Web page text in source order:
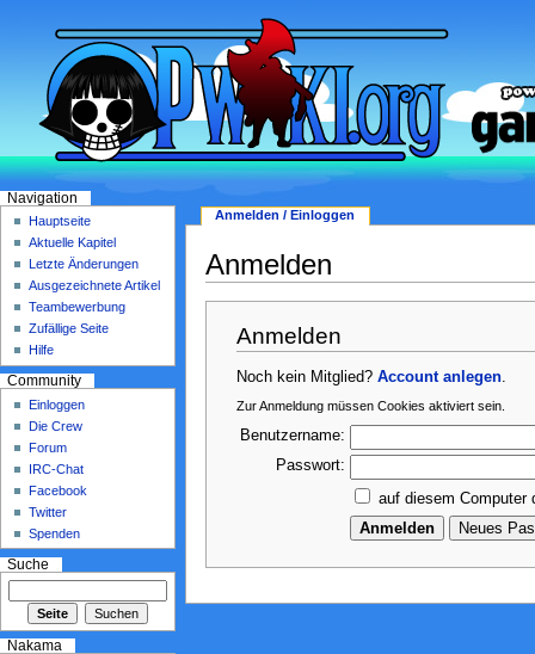
Anmelden
Anmelden
Noch kein Mitglied?Account anlegen
Zur Anmeldung müssen Cookies aktiviert sein.
Benutzername:
Passwort:
auf diesem Computer
Anmelden / Einloggen
Navigation
Hauptseite
Aktuelle Kapitel
Letzte Änderungen
Ausgezeichnete Artikel
Teambewerbung
Zufällige Seite
Hilfe
Community
Einloggen
Die Crew
Forum
IRC-Chat
Facebook
Twitter
Spenden
Suche
Nakama